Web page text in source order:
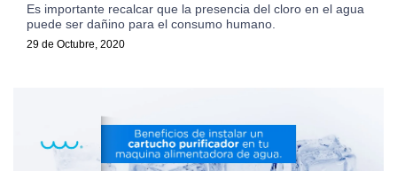
Es importante recalcar que la presencia del cloro en el agua
puede ser dañino para el consumo humano.
29 de Octubre, 2020